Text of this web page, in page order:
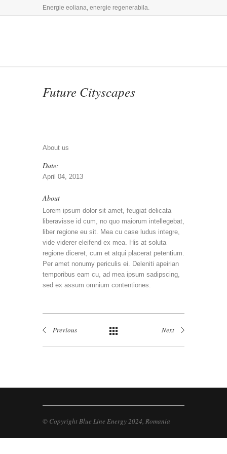
Energie eoliana, energie regenerabila.
Future Cityscapes
About us
Date:
April 04, 2013
About
Lorem ipsum dolor sit amet, feugiat delicata
liberavisse id cum, no quo maiorum intellegebat,
liber regione eu sit. Mea cu case ludus integre,
vide viderer eleifend ex mea. His at soluta
regione diceret, cum et atqui placerat petentium.
Per amet nonumy periculis ei. Deleniti apeirian
temporibus eam cu, ad mea ipsum sadipscing,
sed ex assum omnium contentiones.
Previous Next
© Copyright Blue Line Energy 2024, Romania